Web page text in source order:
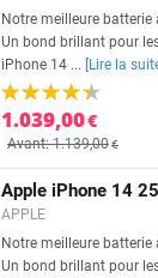
Notre meilleure batterie
Un bond brillant pour
iPhone 14 ...
[Lire la
1.039,00€
Avant: 1.139,00€
Apple iPhone 14
APPLE
Notre meilleure batterie
Un bond brillant pour